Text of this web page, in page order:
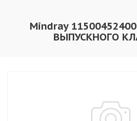
Mindray
ВЫПУСКНОГО